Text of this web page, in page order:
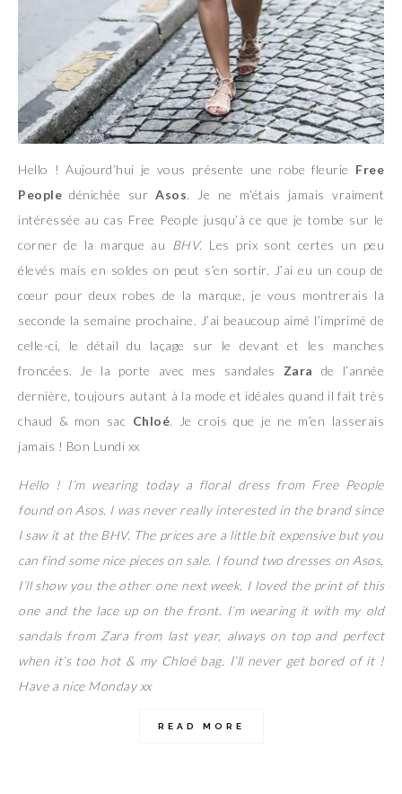
Hello ! Aujourd’hui je vous présente une robe fleurie Free
People dénichée surAsos. Je ne m’étais jamais vraiment
intéressée au cas Free People jusqu’à ce que je tombe sur le
corner de la marque au BHV. Les prix sont certes un peu
élevés mais en soldes on peut s’en sortir. J’ai eu un coup de
cœur pour deux robes de la marque, je vous montrerais la
seconde la semaine prochaine. J’ai beaucoup aimé l’imprimé de
celle-ci, le détail du laçage sur le devant et les manches
froncées. Je la porte avec mes sandales Zara
de l’année
dernière, toujours autant à la mode et idéales quand il fait très
chaud & mon sac Chloé. Je crois que je ne m’en lasserais
jamais ! Bon Lundi xx
Hello ! I’m wearing today a floral dress from Free People
found on Asos. I was never really interested in the brand since
I saw it at the BHV. The prices are a little bit expensive but you
can find some nice pieces on sale. I found two dresses on Asos,
I’ll show you the other one next week. I loved the print of this
one and the lace up on the front. I’m wearing it with my old
sandals from Zara from last year, always on top and perfect
when it’s too hot & my Chloé bag. I’ll never get bored of it !
Have a nice Monday xx
READ MORE